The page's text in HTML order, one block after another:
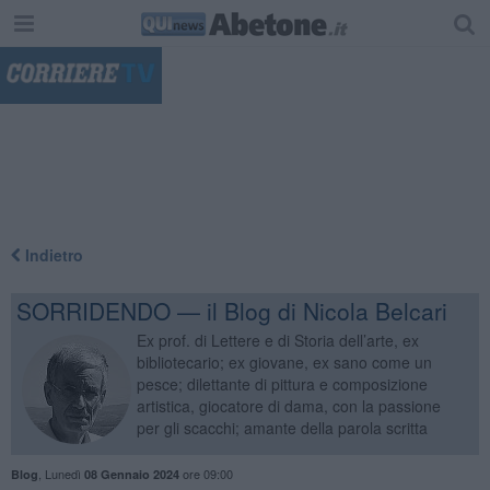
Indietro
SORRIDENDO — il Blog di Nicola Belcari
Ex prof. di Lettere e di Storia dell’arte, ex
bibliotecario; ex giovane, ex sano come un
pesce; dilettante di pittura e composizione
artistica, giocatore di dama, con la passione
per gli scacchi; amante della parola scritta
Blog Lunedì 08 Gennaio 2024ore 09:00